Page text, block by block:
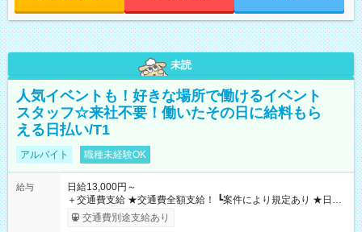
未読
人気イベントも！好きな場所で働けるイベント
スタッフ☆来社不要！働いたその日に給料もら
える日払い/T1
アルバイト 職種未経験OK
給与
日給13,000円～
＋交通費支給 ★交通費全額支給！ ┗案件により規定あり ★日払
いOK！（規定あり） ┗働いたその日に現金GET♪ お仕事後はコ
ンビニATMから 日払い分を引き落とせます！ 【試用期間】試
交通費別途支給あり